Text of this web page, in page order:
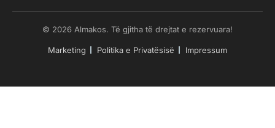
© 2026 Almakos. Të gjitha të drejtat e rezervuara!
Marketing Politika e Privatësisë Impressum